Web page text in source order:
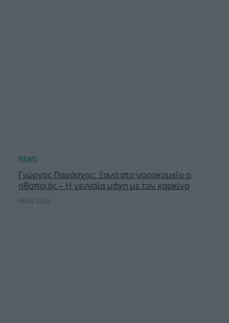
Γιώργος Παράσχος: Ξανά στο νοσοκομείο ο
ηθοποιός – Η γενναία μάχη με τον καρκίνο
06.08.2026